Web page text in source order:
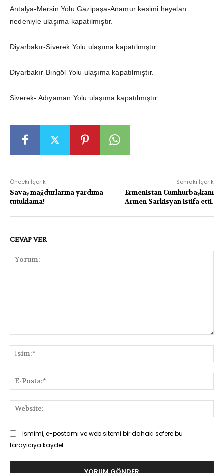
Antalya-Mersin Yolu Gazipaşa-Anamur kesimi heyelan
nedeniyle ulaşıma kapatılmıştır.
Diyarbakır-Siverek Yolu ulaşıma kapatılmıştır.
Diyarbakır-Bingöl Yolu ulaşıma kapatılmıştır.
Siverek- Adıyaman Yolu ulaşıma kapatılmıştır
Önceki İçerik
Savaş mağdurlarına yardıma
tutuklama!
Sonraki İçerik
Ermenistan Cumhurbaşkanı
Armen Sarkisyan istifa etti.
CEVAP VER
Ismimi, e-postamı ve web sitemi bir dahaki sefere bu
tarayıcıya kaydet.